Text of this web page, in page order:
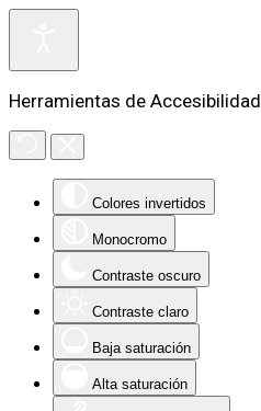
Herramientas de Accesibilidad
Colores invertidos
Monocromo
Contraste oscuro
Contraste claro
Baja saturación
Alta saturación